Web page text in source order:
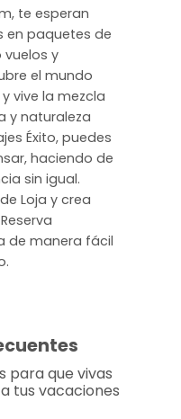
te esperan
en paquetes de
vuelos y
el mundo
vive la mezcla
y naturaleza
Éxito, puedes
haciendo de
sin igual.
Loja y crea
de manera fácil
para que vivas
tus vacaciones